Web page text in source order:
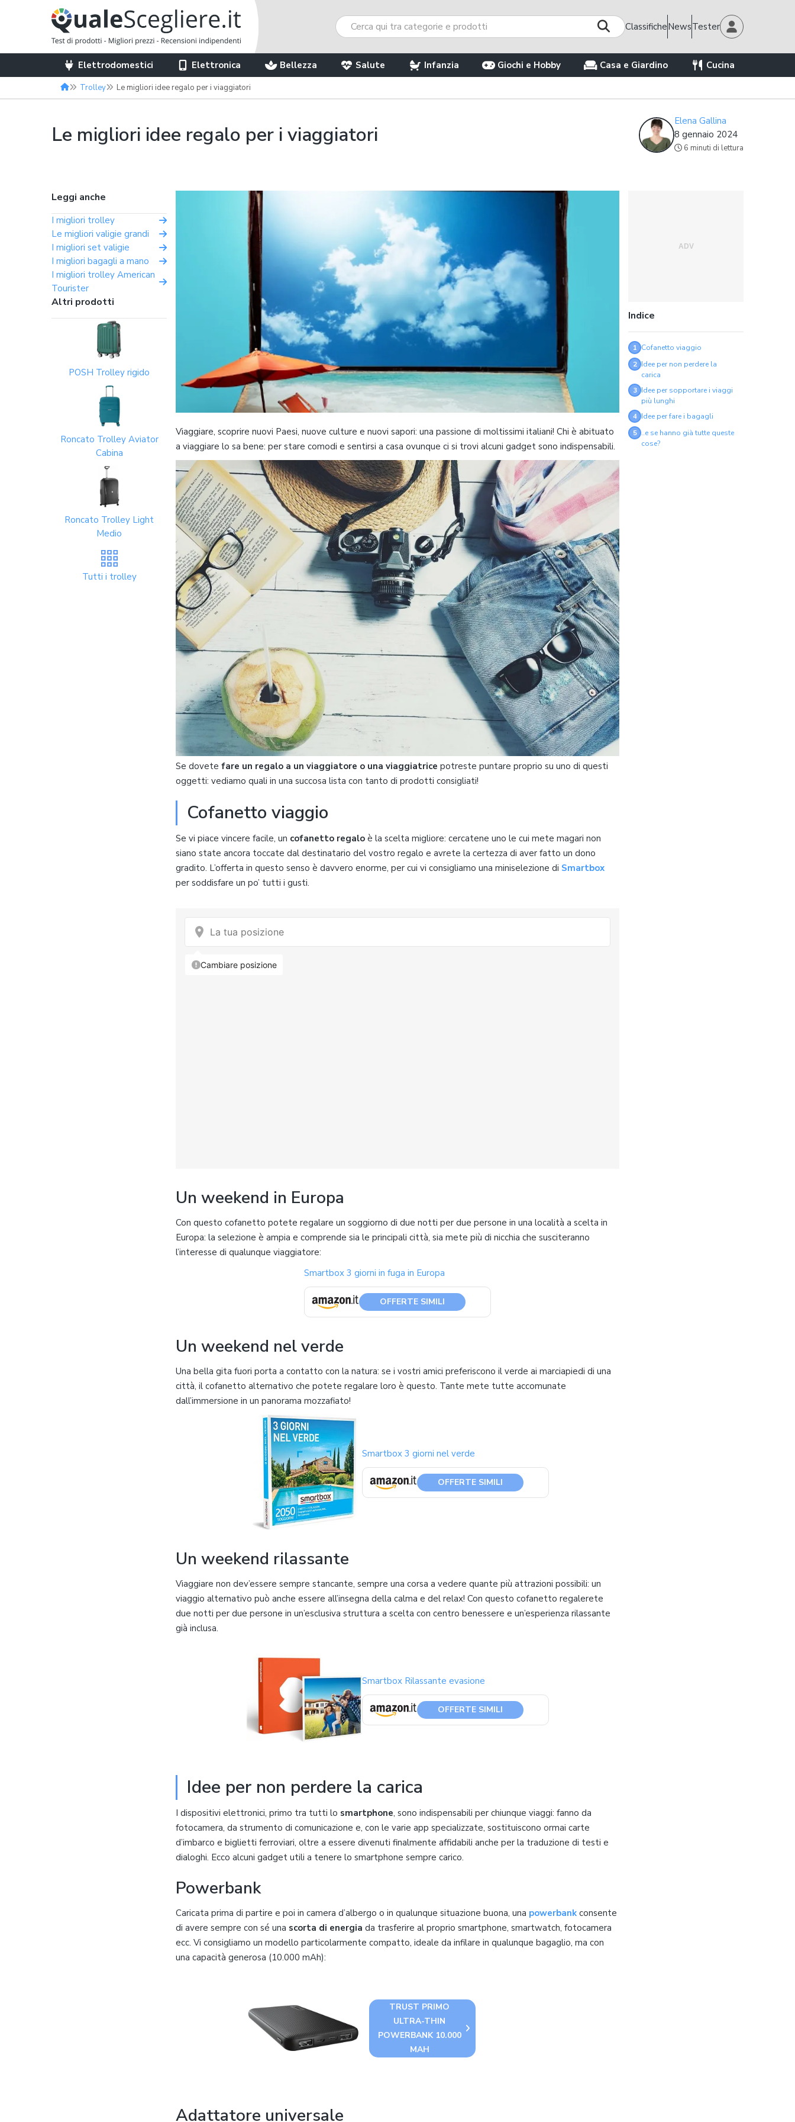
ClassificheNewsTester
Elettrodomestici Elettronica Bellezza Salute Infanzia Giochi e Hobby Casa e Giardino Cucina
Trolley Le migliori idee regalo per i viaggiatori
Le migliori idee regalo per i viaggiatori
Elena Gallina
8 gennaio 2024
6 minuti di lettura
Indice
1 Cofanetto viaggio
2 Idee per non perdere la
carica
3 Idee per sopportare i viaggi
più lunghi
4 Idee per fare i bagagli
5 ..e se hanno già tutte queste
cose?
Viaggiare, scoprire nuovi Paesi, nuove culture e nuovi sapori: una passione di moltissimi italiani! Chi è abituato
a viaggiare lo sa bene: per stare comodi e sentirsi a casa ovunque ci si trovi alcuni gadget sono indispensabili.
Se dovete fare un regalo a un viaggiatore o una viaggiatrice potreste puntare proprio su uno di questi
oggetti: vediamo quali in una succosa lista con tanto di prodotti consigliati!
Cofanetto viaggio
Se vi piace vincere facile, un cofanetto regalo è la scelta migliore: cercatene uno le cui mete magari non
siano state ancora toccate dal destinatario del vostro regalo e avrete la certezza di aver fatto un dono
gradito. L’offerta in questo senso è davvero enorme, per cui vi consigliamo una miniselezione di Smartbox
per soddisfare un po’ tutti i gusti.
Un weekend in Europa
Con questo cofanetto potete regalare un soggiorno di due notti per due persone in una località a scelta in
Europa: la selezione è ampia e comprende sia le principali città, sia mete più di nicchia che susciteranno
l’interesse di qualunque viaggiatore:
Smartbox 3 giorni in fuga in Europa
OFFERTE SIMILI
Un weekend nel verde
Una bella gita fuori porta a contatto con la natura: se i vostri amici preferiscono il verde ai marciapiedi di una
città, il cofanetto alternativo che potete regalare loro è questo. Tante mete tutte accomunate
dall’immersione in un panorama mozzafiato!
Smartbox 3 giorni nel verde
OFFERTE SIMILI
Un weekend rilassante
Viaggiare non dev’essere sempre stancante, sempre una corsa a vedere quante più attrazioni possibili: un
viaggio alternativo può anche essere all’insegna della calma e del relax! Con questo cofanetto regalerete
due notti per due persone in un’esclusiva struttura a scelta con centro benessere e un’esperienza rilassante
già inclusa.
Smartbox Rilassante evasione
OFFERTE SIMILI
Idee per non perdere la carica
I dispositivi elettronici, primo tra tutti lo smartphone, sono indispensabili per chiunque viaggi: fanno da
fotocamera, da strumento di comunicazione e, con le varie app specializzate, sostituiscono ormai carte
d’imbarco e biglietti ferroviari, oltre a essere divenuti finalmente affidabili anche per la traduzione di testi e
dialoghi. Ecco alcuni gadget utili a tenere lo smartphone sempre carico.
Powerbank
Caricata prima di partire e poi in camera d’albergo o in qualunque situazione buona, una powerbank consente
di avere sempre con sé una scorta di energia da trasferire al proprio smartphone, smartwatch, fotocamera
ecc. Vi consigliamo un modello particolarmente compatto, ideale da infilare in qualunque bagaglio, ma con
una capacità generosa (10.000 mAh):
TRUST PRIMO
ULTRA-THIN
POWERBANK 10.000
MAH
Adattatore universale
Leggi anche
I migliori trolley
Le migliori valigie grandi
I migliori set valigie
I migliori bagagli a mano
I migliori trolley American
Tourister
Altri prodotti
POSH Trolley rigido
Roncato Trolley Aviator
Cabina
Roncato Trolley Light
Medio
Tutti i trolley